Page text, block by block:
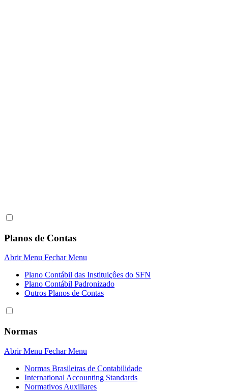
Planos de Contas
Abrir Menu Fechar Menu
Plano Contábil das Instituiçôes do SFN
Plano Contábil Padronizado
Outros Planos de Contas
Normas
Abrir Menu Fechar Menu
Normas Brasileiras de Contabilidade
International Accounting Standards
Normativos Auxiliares